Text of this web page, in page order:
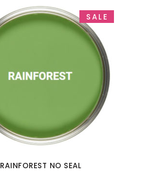
SALE
RAINFOREST NO SEAL